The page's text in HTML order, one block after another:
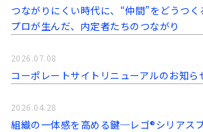
つながりにくい時代に、“仲間”をどうつ
プロが生んだ、内定者たちのつながり
コーポレートサイトリニューアルのお知ら
2026.07.08
組織の一体感を高める鍵─レゴ®シリアス
2026.04.28